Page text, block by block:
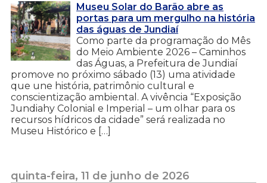
Museu Solar do Barão abre as
portas para um mergulho na história
das águas de Jundiaí
Como parte da programação do Mês
do Meio Ambiente 2026 – Caminhos
das Águas, a Prefeitura de Jundiaí
promove no próximo sábado (13) uma atividade
que une história, patrimônio cultural e
conscientização ambiental. A vivência “Exposição
Jundiahy Colonial e Imperial – um olhar para os
recursos hídricos da cidade” será realizada no
Museu Histórico e […]
quinta-feira, 11 de junho de 2026